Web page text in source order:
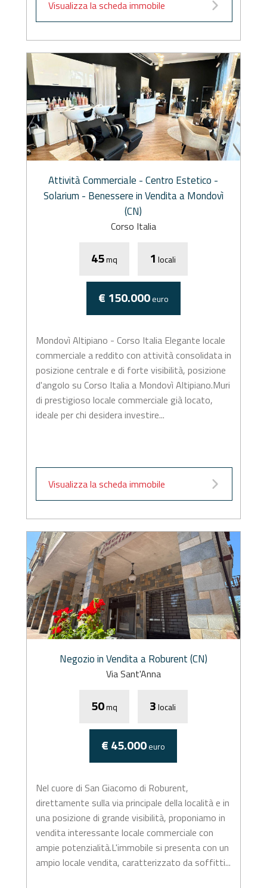
Visualizza la scheda immobile
Attività Commerciale - Centro Estetico -
Solarium - Benessere in Vendita a Mondovì
(CN)
Corso Italia
45mq 1 locali
€ 150.000euro
Mondovì Altipiano - Corso Italia Elegante locale
commerciale a reddito con attività consolidata in
posizione centrale e di forte visibilità, posizione
d'angolo su Corso Italia a Mondovì Altipiano.Muri
di prestigioso locale commerciale già locato,
ideale per chi desidera investire...
Visualizza la scheda immobile
Negozio in Vendita a Roburent (CN)
Via Sant'Anna
50mq 3locali
€ 45.000euro
Nel cuore di San Giacomo di Roburent,
direttamente sulla via principale della località e in
una posizione di grande visibilità, proponiamo in
vendita interessante locale commerciale con
ampie potenzialità.L'immobile si presenta con un
ampio locale vendita, caratterizzato da soffitti...